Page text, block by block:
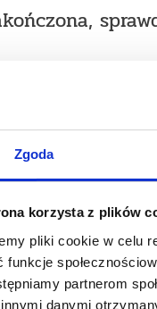
Zgoda
korzysta z plików
pliki cookie w celu
funkcje
partnerom
danymi